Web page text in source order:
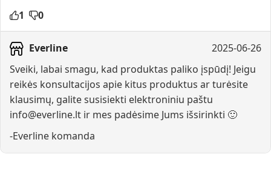
1
0
Everline
2025-06-26
Sveiki, labai smagu, kad produktas paliko įspūdį! Jeigu
reikės konsultacijos apie kitus produktus ar turėsite
klausimų, galite susisiekti elektroniniu paštu
info@everline.lt ir mes padėsime Jums išsirinkti 🙂
-Everline komanda